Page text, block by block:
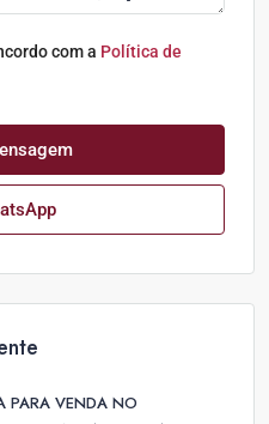
com a Política de
PARA VENDA NO